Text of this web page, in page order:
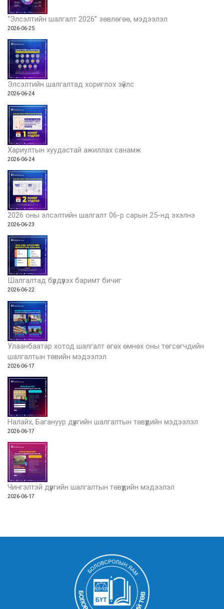
“Элсэлтийн шалгалт 2026” зөвлөгөө, мэдээлэл
2026-06-25
Элсэлтийн шалгалтад хориглох зүйлс
2026-06-24
Хариултын хуудастай ажиллах санамж
2026-06-24
2026 оны элсэлтийн шалгалт 06-р сарын 25-нд эхэлнэ
2026-06-23
Шалгалтад бүрдүүлэх баримт бичиг
2026-06-22
Улаанбаатар хотод шалгалт өгөх өмнөх оны төгсөгчдийн
шалгалтын төвийн мэдээлэл
2026-06-17
Налайх, Багануур дүүргийн шалгалтын төвүүдийн мэдээлэл
2026-06-17
Чингэлтэй дүүргийн шалгалтын төвүүдийн мэдээлэл
2026-06-17